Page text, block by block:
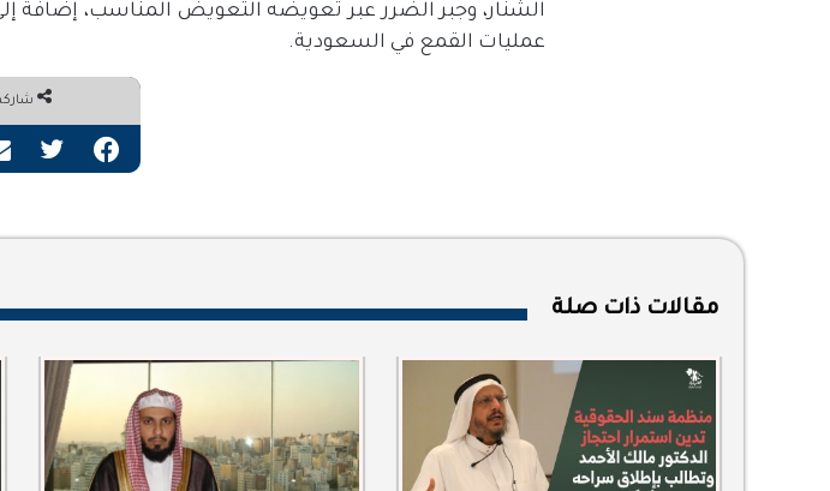
الشنار، وجبر الضرر عبر تعويضه التعويض المناسب، إضافة
عمليات القمع في السعودية.
فيسبوك تويتر
مقالات ذات صلة